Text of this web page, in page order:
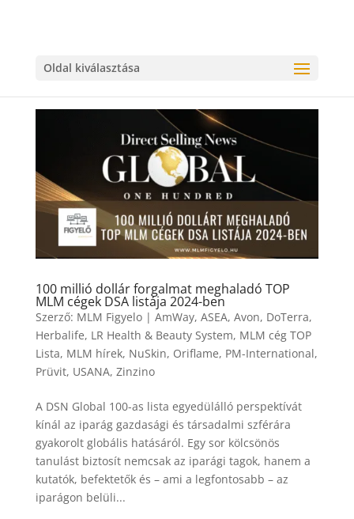
Oldal kiválasztása
100 millió dollár forgalmat meghaladó TOP
MLM cégek DSA listája 2024-ben
Szerző: MLM Figyelo| AmWay, ASEA, Avon, DoTerra,
Herbalife, LR Health & Beauty System, MLM cég TOP
Lista, MLM hírek, NuSkin, Oriflame, PM-International,
Prüvit, USANA, Zinzino
A DSN Global 100-as lista egyedülálló perspektívát
kínál az iparág gazdasági és társadalmi szférára
gyakorolt ​​globális hatásáról. Egy sor kölcsönös
tanulást biztosít nemcsak az iparági tagok, hanem a
kutatók, befektetők és – ami a legfontosabb – az
iparágon belüli...